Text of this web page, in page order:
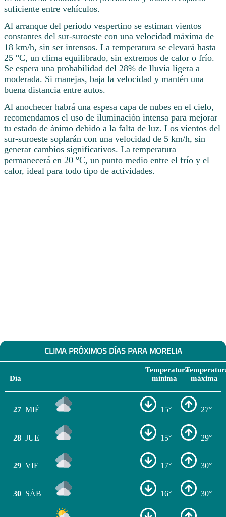
suficiente entre vehículos.
Al arranque del periodo vespertino se estiman vientos
constantes del sur-suroeste con una velocidad máxima de
18 km/h, sin ser intensos. La temperatura se elevará hasta
25 °C, un clima equilibrado, sin extremos de calor o frío.
Se espera una probabilidad del 28% de lluvia ligera a
moderada. Si manejas, baja la velocidad y mantén una
buena distancia entre autos.
Al anochecer habrá una espesa capa de nubes en el cielo,
recomendamos el uso de iluminación intensa para mejorar
tu estado de ánimo debido a la falta de luz. Los vientos del
sur-suroeste soplarán con una velocidad de 5 km/h, sin
generar cambios significativos. La temperatura
permanecerá en 20 °C, un punto medio entre el frío y el
calor, ideal para todo tipo de actividades.
CLIMA PRÓXIMOS DÍAS PARA MORELIA
Día
Temperatura
mínima
máxima
27 MIÉ 15° 27°
28 JUE 15° 29°
29 VIE 17° 30°
30 SÁB 16° 30°